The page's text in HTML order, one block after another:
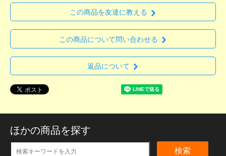
この商品を友達に教える
この商品について問い合わせる
返品について
ほかの商品を探す
検索